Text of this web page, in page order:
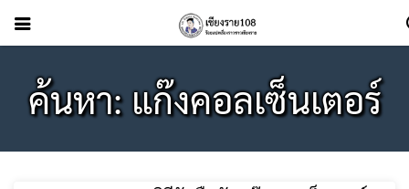
ค้นหา: แก๊งคอลเซ็นเตอร์